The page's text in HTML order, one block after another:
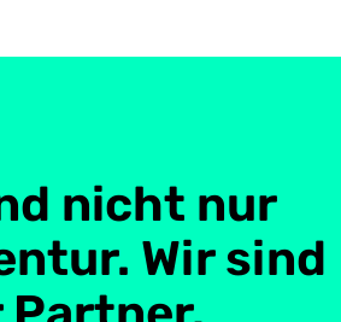
nicht nur
Wir sind